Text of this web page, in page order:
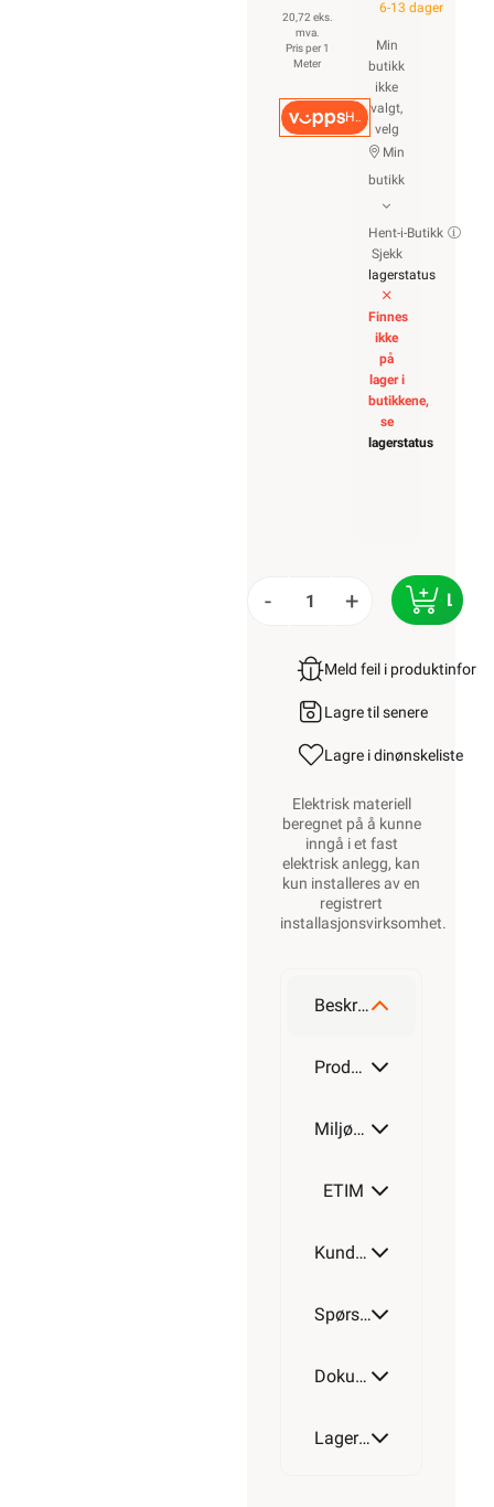
20,72 eks.
mva.
Pris per 1
Meter
Hurtigkasse
6-13 dager
Min
butikk
ikke
valgt,
velg
Min
butikk
Hent-i-Butikk
Sjekk
lagerstatus
Finnes
ikke
på
lager i
butikkene,
se
lagerstatus
- +
Meld feil i
Lagre til senere
Lagre i dinønskeliste
Elektrisk materiell
beregnet på å kunne
inngå i et fast
elektrisk anlegg, kan
kun installeres av en
registrert
installasjonsvirksomhet.
Beskrivelse
Produktdetaljer
Miljøparametere
ETIM
Kundeomtale
Spørsmål og svar
Dokumentasjon
Lagerstatus